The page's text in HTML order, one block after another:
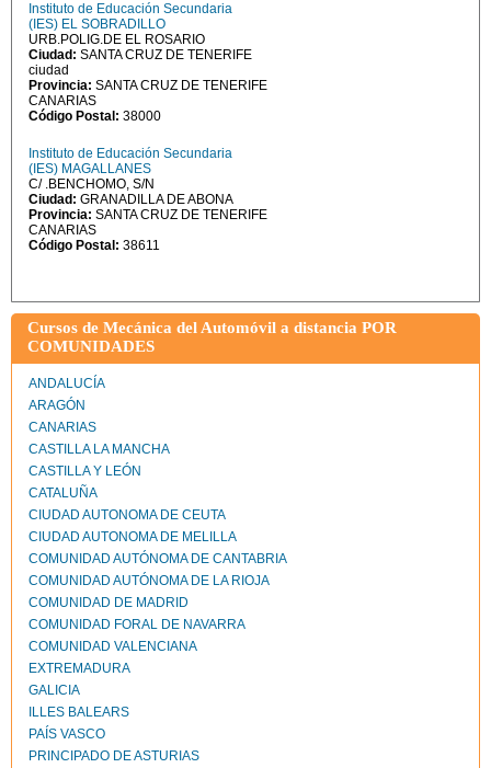
Instituto de Educación Secundaria
(IES) EL SOBRADILLO
URB.POLIG.DE EL ROSARIO
Ciudad: SANTA CRUZ DE TENERIFE
ciudad
Provincia: SANTA CRUZ DE TENERIFE
CANARIAS
Código Postal: 38000
Instituto de Educación Secundaria
(IES) MAGALLANES
C/ .BENCHOMO, S/N
Ciudad: GRANADILLA DE ABONA
Provincia: SANTA CRUZ DE TENERIFE
CANARIAS
Código Postal: 38611
Cursos de Mecánica del Automóvil a distancia POR
COMUNIDADES
ANDALUCÍA
ARAGÓN
CANARIAS
CASTILLA LA MANCHA
CASTILLA Y LEÓN
CATALUÑA
CIUDAD AUTONOMA DE CEUTA
CIUDAD AUTONOMA DE MELILLA
COMUNIDAD AUTÓNOMA DE CANTABRIA
COMUNIDAD AUTÓNOMA DE LA RIOJA
COMUNIDAD DE MADRID
COMUNIDAD FORAL DE NAVARRA
COMUNIDAD VALENCIANA
EXTREMADURA
GALICIA
ILLES BALEARS
PAÍS VASCO
PRINCIPADO DE ASTURIAS